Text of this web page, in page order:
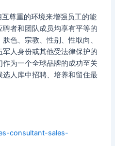
尊重的环境来增强员工的能
者和团队成员均享有平等的
色、宗教、性别、性取向、
人身份或其他受法律保护的
为一个全球品牌的成功至关
人库中招聘、培养和留住最
consultant-sales-